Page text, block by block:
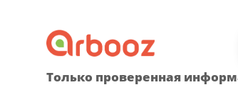
content
Только проверенная